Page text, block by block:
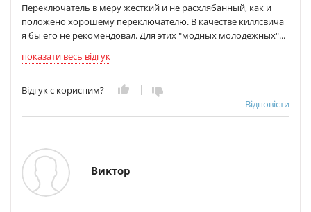
Переключатель в меру жесткий и не расхлябанный, как и
положено хорошему переключателю. В качестве киллсвича
я бы его не рекомендовал. Для этих "модных молодежных"...
показати весь відгук
Відгук є корисним?
Відповісти
Виктор